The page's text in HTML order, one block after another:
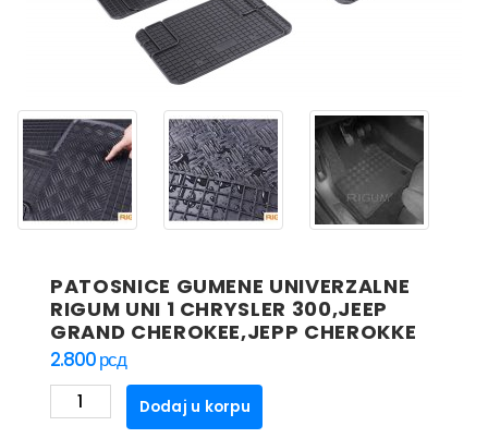
PATOSNICE GUMENE UNIVERZALNE
RIGUM UNI 1 CHRYSLER 300,JEEP
GRAND CHEROKEE,JEPP CHEROKKE
2.800рсд
PATOSNICE
GUMENE
Dodaj u korpu